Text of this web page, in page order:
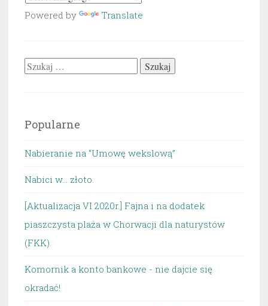
Powered by Translate
Szukaj:
Popularne
Nabieranie na “Umowę wekslową”
Nabici w... złoto.
[Aktualizacja VI 2020r.] Fajna i na dodatek
piaszczysta plaża w Chorwacji dla naturystów
(FKK).
Komornik a konto bankowe - nie dajcie się
okradać!